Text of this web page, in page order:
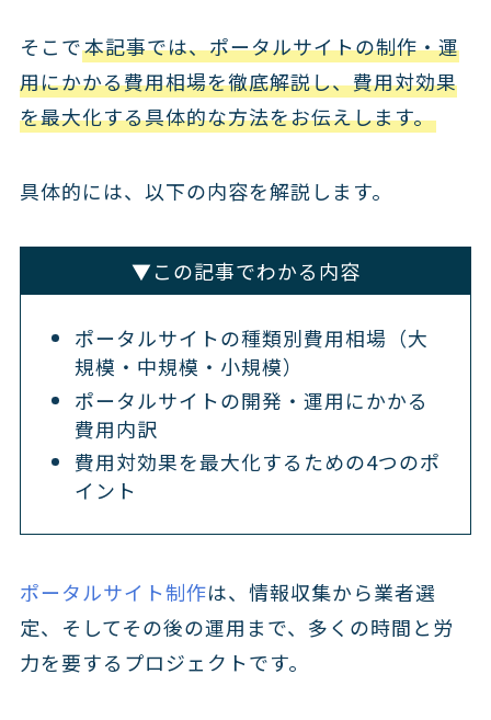
そこで本記事では、ポータルサイトの制作・運
用にかかる費用相場を徹底解説し、費用対効果
を最大化する具体的な方法をお伝えします。
具体的には、以下の内容を解説します。
▼この記事でわかる内容
ポータルサイトの種類別費用相場（大
規模・中規模・小規模）
ポータルサイトの開発・運用にかかる
費用内訳
費用対効果を最大化するための4つのポ
イント
ポータルサイト制作は、情報収集から業者選
定、そしてその後の運用まで、多くの時間と労
力を要するプロジェクトです。